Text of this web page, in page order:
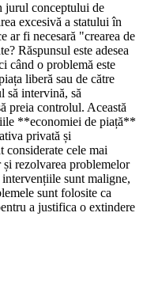
jurul conceptului de
excesivă a statului în
ar fi necesară "crearea de
Răspunsul este adesea
când o problemă este
liberă sau de către
să intervină, să
preia controlul. Această
**economiei de piață**
privată și
considerate cele mai
rezolvarea problemelor
sunt maligne,
sunt folosite ca
a justifica o extindere